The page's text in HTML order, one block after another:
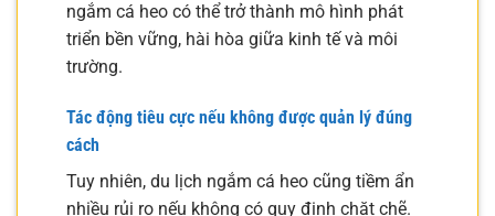
ngắm cá heo có thể trở thành mô hình phát
triển bền vững, hài hòa giữa kinh tế và môi
trường.
Tác động tiêu cực nếu không được quản lý đúng
cách
Tuy nhiên, du lịch ngắm cá heo cũng tiềm ẩn
nhiều rủi ro nếu không có quy định chặt chẽ.